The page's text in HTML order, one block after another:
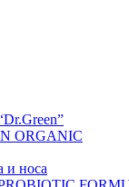
ORGANIC
и носа